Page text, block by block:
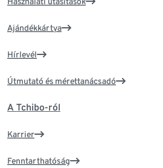
Ajándékkártya
Hírlevél
Útmutató és mérettanácsadó
A Tchibo-ról
Karrier
Fenntarthatóság